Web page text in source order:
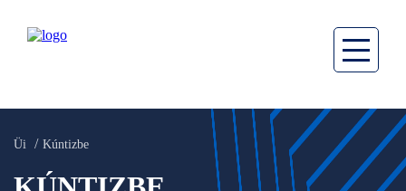
Üi Kúntizbe